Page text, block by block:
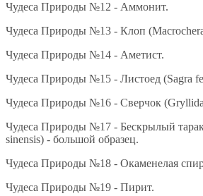
Чудеса Природы №12 - Аммонит.
Чудеса Природы №13 - Клоп
Чудеса Природы №14 - Аметист.
Чудеса Природы №15 - Листоед (Sagra
Чудеса Природы №16 - Сверчок
Чудеса Природы №17 - Бескрылый
sinensis) - большой образец.
Чудеса Природы №18 - Окаменелая
Чудеса Природы №19 - Пирит.